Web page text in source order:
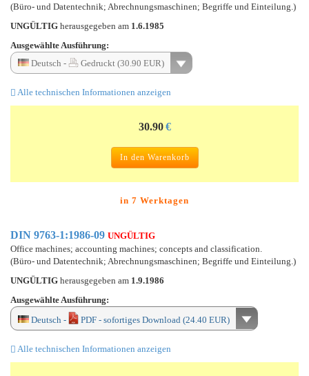
(Büro- und Datentechnik; Abrechnungsmaschinen; Begriffe und Einteilung.)
UNGÜLTIG herausgegeben am 1.6.1985
Ausgewählte Ausführung:
Deutsch -
Gedruckt (30.90 EUR)
Alle technischen Informationen anzeigen
30.90 €
In den Warenkorb
in 7 Werktagen
DIN 9763-1:1986-09 UNGÜLTIG
Office machines; accounting machines; concepts and classification.
(Büro- und Datentechnik; Abrechnungsmaschinen; Begriffe und Einteilung.)
UNGÜLTIG herausgegeben am 1.9.1986
Ausgewählte Ausführung:
Deutsch -
PDF - sofortiges Download (24.40 EUR)
Alle technischen Informationen anzeigen